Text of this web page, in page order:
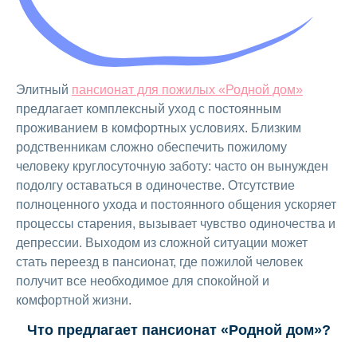
Элитный пансионат для пожилых «Родной дом»
предлагает комплексный уход с постоянным
проживанием в комфортных условиях. Близким
родственникам сложно обеспечить пожилому
человеку круглосуточную заботу: часто он вынужден
подолгу оставаться в одиночестве. Отсутствие
полноценного ухода и постоянного общения ускоряет
процессы старения, вызывает чувство одиночества и
депрессии. Выходом из сложной ситуации может
стать переезд в пансионат, где пожилой человек
получит все необходимое для спокойной и
комфортной жизни.
Что предлагает пансионат «Родной дом»?